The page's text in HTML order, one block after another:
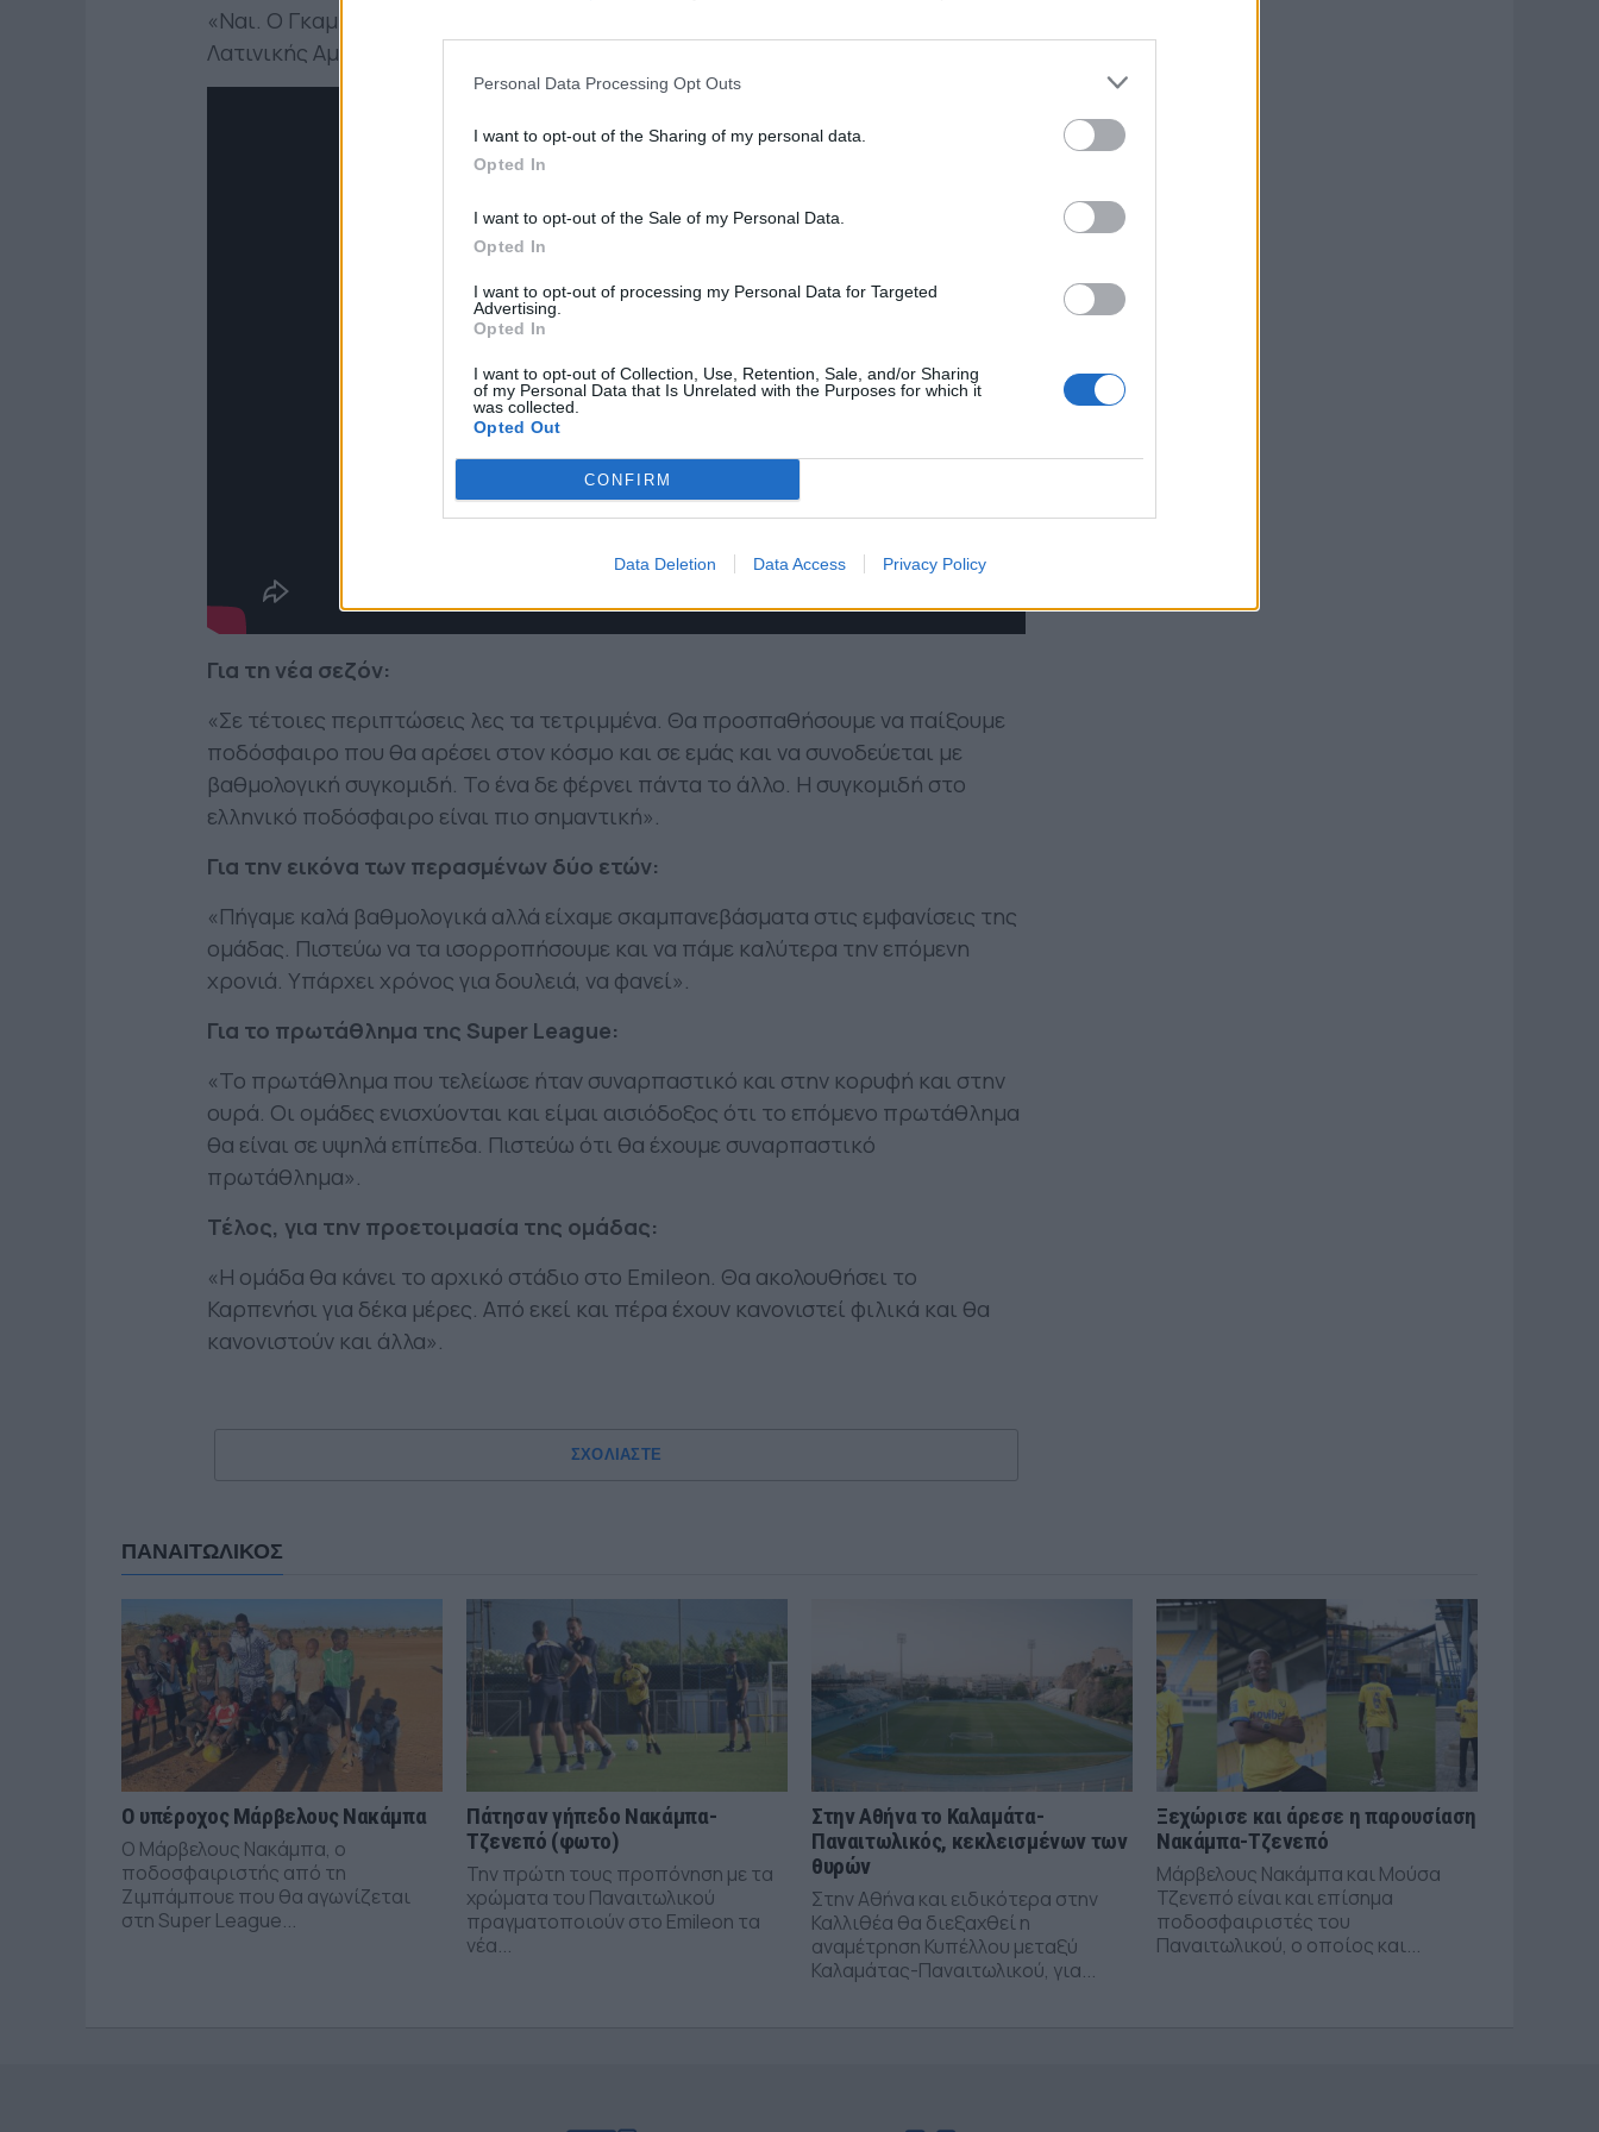
Personal Data Processing Opt Outs
I want to opt-out of the Sharing of my personal data.
Opted In
I want to opt-out of the Sale of my Personal Data.
Opted In
I want to opt-out of processing my Personal Data for Targeted
Advertising.
Opted In
I want to opt-out of Collection, Use, Retention, Sale, and/or Sharing
of my Personal Data that Is Unrelated with the Purposes for which it
was collected.
Opted Out
CONFIRM
Data Deletion Data Access Privacy Policy
«Ναι. Ο Γκαμπριέλ γνωρίζει αρκετούς ποδοσφαιριστές από την αγορά της
Λατινικής Αμερικής, αυτό θα παίξει το ρόλο του».
Για τη νέα σεζόν:
«Σε τέτοιες περιπτώσεις λες τα τετριμμένα. Θα προσπαθήσουμε να παίξουμε
ποδόσφαιρο που θα αρέσει στον κόσμο και σε εμάς και να συνοδεύεται με
βαθμολογική συγκομιδή. Το ένα δε φέρνει πάντα το άλλο. Η συγκομιδή στο
ελληνικό ποδόσφαιρο είναι πιο σημαντική».
Για την εικόνα των περασμένων δύο ετών:
«Πήγαμε καλά βαθμολογικά αλλά είχαμε σκαμπανεβάσματα στις εμφανίσεις της
ομάδας. Πιστεύω να τα ισορροπήσουμε και να πάμε καλύτερα την επόμενη
χρονιά. Υπάρχει χρόνος για δουλειά, να φανεί».
Για το πρωτάθλημα της Super League:
«Το πρωτάθλημα που τελείωσε ήταν συναρπαστικό και στην κορυφή και στην
ουρά. Οι ομάδες ενισχύονται και είμαι αισιόδοξος ότι το επόμενο πρωτάθλημα
θα είναι σε υψηλά επίπεδα. Πιστεύω ότι θα έχουμε συναρπαστικό
πρωτάθλημα».
Τέλος, για την προετοιμασία της ομάδας:
«Η ομάδα θα κάνει το αρχικό στάδιο στο Emileon. Θα ακολουθήσει το
Καρπενήσι για δέκα μέρες. Από εκεί και πέρα έχουν κανονιστεί φιλικά και θα
κανονιστούν και άλλα».
ΣΧΟΛΙΑΣΤΕ
ΠΑΝΑΙΤΩΛΙΚΟΣ
Ο υπέροχος Μάρβελους Νακάμπα
Ο Μάρβελους Νακάμπα, ο
ποδοσφαιριστής από τη
Ζιμπάμπουε που θα αγωνίζεται
στη Super League...
Πάτησαν γήπεδο Νακάμπα-
Τζενεπό (φωτο)
Την πρώτη τους προπόνηση με τα
χρώματα του Παναιτωλικού
πραγματοποιούν στο Emileon τα
νέα...
Στην Αθήνα το Καλαμάτα-
Παναιτωλικός, κεκλεισμένων των
θυρών
Στην Αθήνα και ειδικότερα στην
Καλλιθέα θα διεξαχθεί η
αναμέτρηση Κυπέλλου μεταξύ
Καλαμάτας-Παναιτωλικού, για...
Ξεχώρισε και άρεσε η παρουσίαση
Νακάμπα-Τζενεπό
Μάρβελους Νακάμπα και Μούσα
Τζενεπό είναι και επίσημα
ποδοσφαιριστές του
Παναιτωλικού, ο οποίος και...